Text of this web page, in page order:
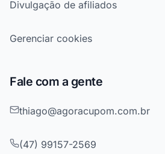
Divulgação de afiliados
Gerenciar cookies
Fale com a gente
thiago@agoracupom.com.br
(47) 99157-2569